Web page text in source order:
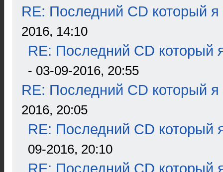
RE: Последний CD который я
2016, 14:10
RE: Последний CD который
- 03-09-2016, 20:55
RE: Последний CD который я
2016, 20:05
RE: Последний CD который
09-2016, 20:10
RE: Последний CD который